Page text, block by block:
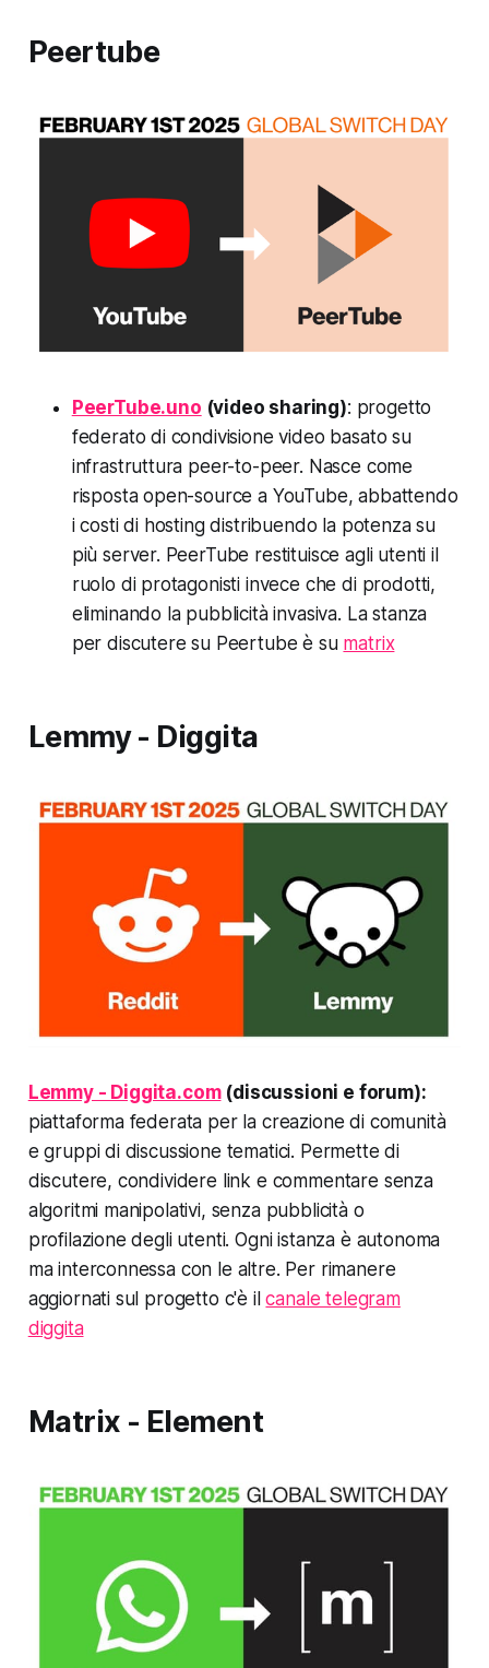
Peertube
PeerTube.uno (video sharing): progetto
federato di condivisione video basato su
infrastruttura peer-to-peer. Nasce come
risposta open-source a YouTube, abbattendo
i costi di hosting distribuendo la potenza su
più server. PeerTube restituisce agli utenti il
ruolo di protagonisti invece che di prodotti,
eliminando la pubblicità invasiva. La stanza
per discutere su Peertube è su matrix
Lemmy - Diggita
Lemmy - Diggita.com(discussioni e forum):
piattaforma federata per la creazione di comunità
e gruppi di discussione tematici. Permette di
discutere, condividere link e commentare senza
algoritmi manipolativi, senza pubblicità o
profilazione degli utenti. Ogni istanza è autonoma
ma interconnessa con le altre. Per rimanere
aggiornati sul progetto c'è ilcanale telegram
diggita
Matrix - Element